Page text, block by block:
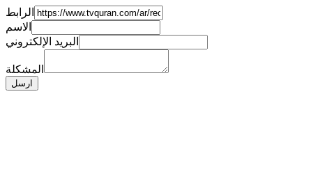
الرابط
الاسم
البريد الإلكتروني
المشكلة
ارسل